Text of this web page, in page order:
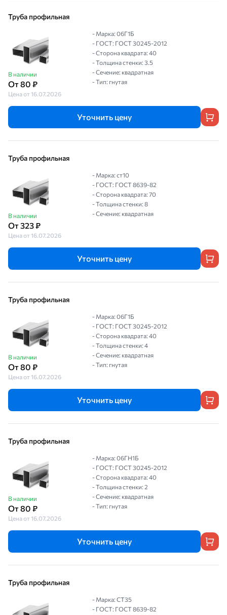
Труба профильная
В наличии
От 80 ₽
Цена от 16.07.2026
- Марка: 06Г1Б
- ГОСТ: ГОСТ 30245-2012
- Сторона квадрата: 40
- Толщина стенки: 3.5
- Сечение: квадратная
- Тип: гнутая
Уточнить цену
Труба профильная
В наличии
От 323 ₽
Цена от 16.07.2026
- Марка: ст10
- ГОСТ: ГОСТ 8639-82
- Сторона квадрата: 70
- Толщина стенки: 8
- Сечение: квадратная
Уточнить цену
Труба профильная
В наличии
От 80 ₽
Цена от 16.07.2026
- Марка: 06Г1Б
- ГОСТ: ГОСТ 30245-2012
- Сторона квадрата: 40
- Толщина стенки: 4
- Сечение: квадратная
- Тип: гнутая
Уточнить цену
Труба профильная
В наличии
От 80 ₽
Цена от 16.07.2026
- Марка: 06ГН1Б
- ГОСТ: ГОСТ 30245-2012
- Сторона квадрата: 40
- Толщина стенки: 2
- Сечение: квадратная
- Тип: гнутая
Уточнить цену
Труба профильная
- Марка: СТ35
- ГОСТ: ГОСТ 8639-82